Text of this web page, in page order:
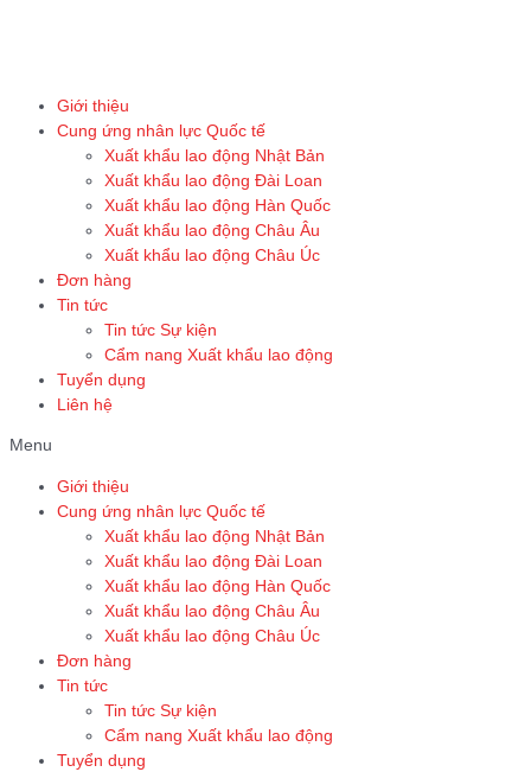
Giới thiệu
Cung ứng nhân lực Quốc tế
Xuất khẩu lao động Nhật Bản
Xuất khẩu lao động Đài Loan
Xuất khẩu lao động Hàn Quốc
Xuất khẩu lao động Châu Âu
Xuất khẩu lao động Châu Úc
Đơn hàng
Tin tức
Tin tức Sự kiện
Cẩm nang Xuất khẩu lao động
Tuyển dụng
Liên hệ
Menu
Giới thiệu
Cung ứng nhân lực Quốc tế
Xuất khẩu lao động Nhật Bản
Xuất khẩu lao động Đài Loan
Xuất khẩu lao động Hàn Quốc
Xuất khẩu lao động Châu Âu
Xuất khẩu lao động Châu Úc
Đơn hàng
Tin tức
Tin tức Sự kiện
Cẩm nang Xuất khẩu lao động
Tuyển dụng